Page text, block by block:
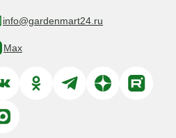
info@gardenmart24.ru
Max